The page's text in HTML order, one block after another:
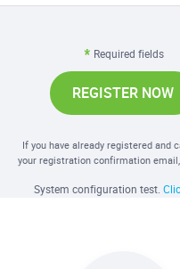
Required fields
REGISTER NOW
If you have already registered and
your registration confirmation email,
System configuration test.